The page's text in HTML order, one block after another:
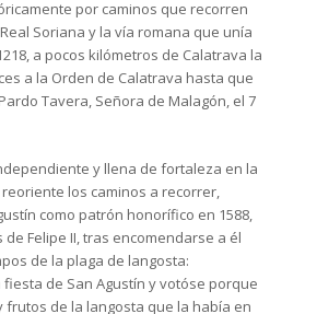
por caminos que recorren
Soriana y la vía romana que unía
a pocos kilómetros de Calatrava la
a la Orden de Calatrava hasta que
Tavera, Señora de Malagón, el 7
y llena de fortaleza en la
los caminos a recorrer,
como patrón honorífico en 1588,
Felipe II, tras encomendarse a él
de la plaga de langosta:
fiesta de San Agustín y votóse porque
de la langosta que la había en